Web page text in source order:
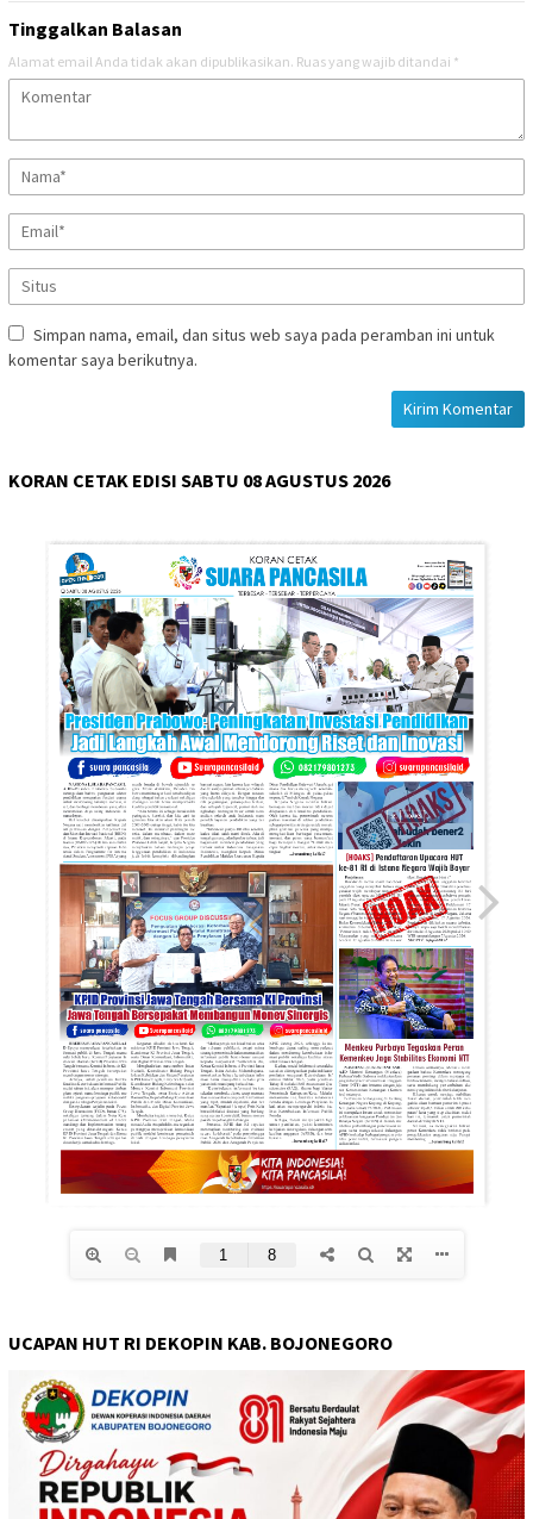
Tinggalkan Balasan
Alamat email Anda tidak akan dipublikasikan. Ruas yang wajib ditandai *
Simpan nama, email, dan situs web saya pada peramban ini untuk
komentar saya berikutnya.
KORAN CETAK EDISI SABTU 08 AGUSTUS 2026
UCAPAN HUT RI DEKOPIN KAB. BOJONEGORO